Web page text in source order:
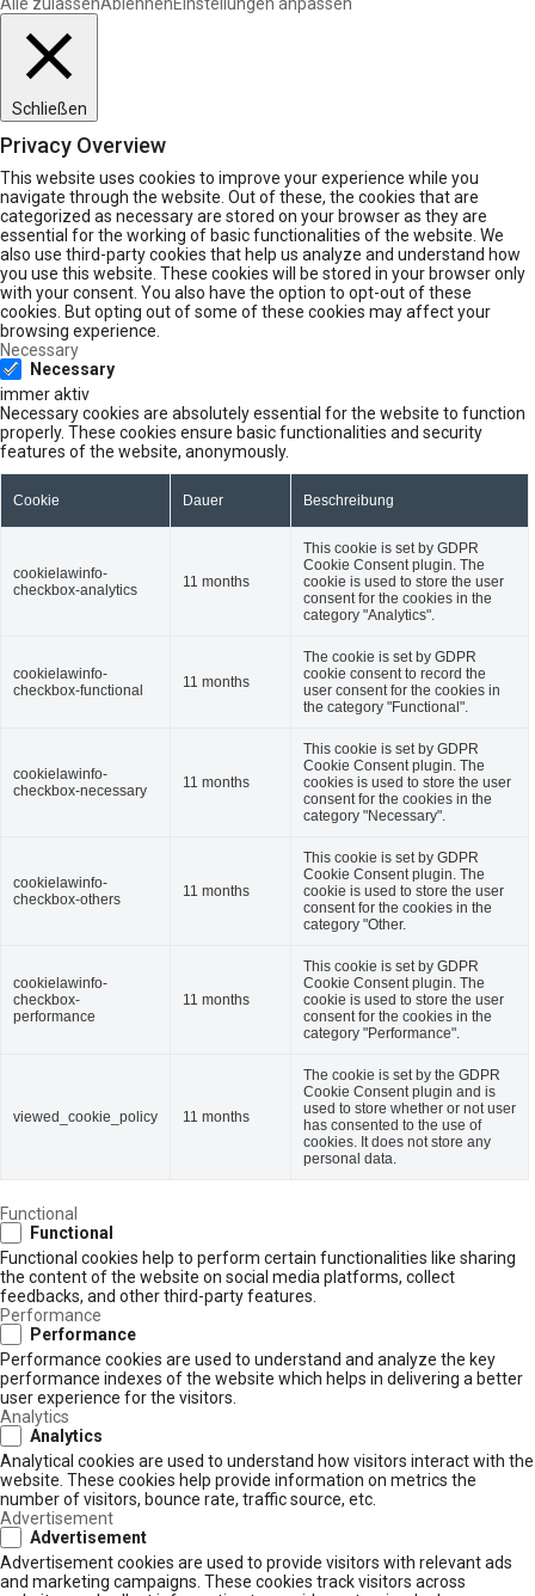
Schließen
Privacy Overview
This website uses cookies to improve your experience while you
navigate through the website. Out of these, the cookies that are
categorized as necessary are stored on your browser as they are
essential for the working of basic functionalities of the website. We
also use third-party cookies that help us analyze and understand how
you use this website. These cookies will be stored in your browser only
with your consent. You also have the option to opt-out of these
cookies. But opting out of some of these cookies may affect your
browsing experience.
Necessary
Necessary
immer aktiv
Necessary cookies are absolutely essential for the website to function
properly. These cookies ensure basic functionalities and security
features of the website, anonymously.
Cookie Dauer Beschreibung
cookielawinfo-
checkbox-analytics
11 months
This cookie is set by GDPR
Cookie Consent plugin. The
cookie is used to store the user
consent for the cookies in the
category "Analytics".
cookielawinfo-
checkbox-functional
11 months
The cookie is set by GDPR
cookie consent to record the
user consent for the cookies in
the category "Functional".
cookielawinfo-
checkbox-necessary
11 months
This cookie is set by GDPR
Cookie Consent plugin. The
cookies is used to store the user
consent for the cookies in the
category "Necessary".
cookielawinfo-
checkbox-others
11 months
This cookie is set by GDPR
Cookie Consent plugin. The
cookie is used to store the user
consent for the cookies in the
category "Other.
cookielawinfo-
checkbox-
performance
11 months
This cookie is set by GDPR
Cookie Consent plugin. The
cookie is used to store the user
consent for the cookies in the
category "Performance".
viewed_cookie_policy 11 months
The cookie is set by the GDPR
Cookie Consent plugin and is
used to store whether or not user
has consented to the use of
cookies. It does not store any
personal data.
Functional
Functional
Functional cookies help to perform certain functionalities like sharing
the content of the website on social media platforms, collect
feedbacks, and other third-party features.
Performance
Performance
Performance cookies are used to understand and analyze the key
performance indexes of the website which helps in delivering a better
user experience for the visitors.
Analytics
Analytics
Analytical cookies are used to understand how visitors interact with the
website. These cookies help provide information on metrics the
number of visitors, bounce rate, traffic source, etc.
Advertisement
Advertisement
Advertisement cookies are used to provide visitors with relevant ads
and marketing campaigns. These cookies track visitors across